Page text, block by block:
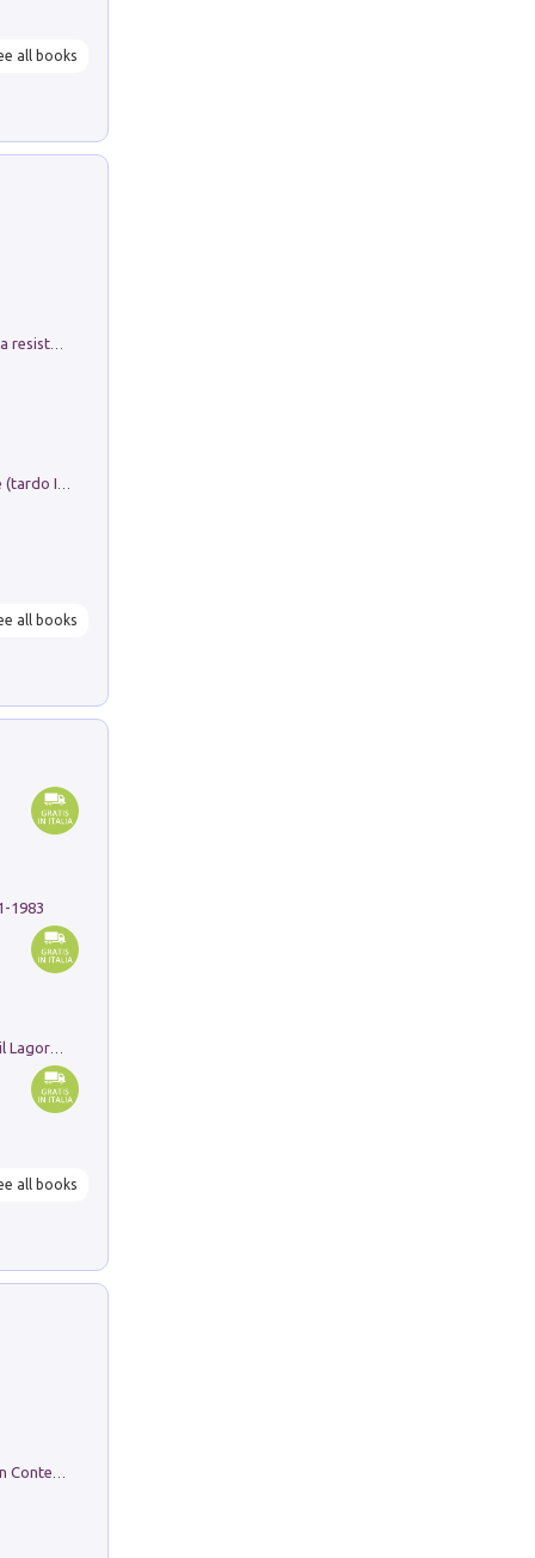
all books
Memorial Santa Giulia. Sculture per la resistenza Monchio di Palagano
all books
1983
all books
in alto! Livello A1. Con CD-Audio. Con Contenuto digitale per accesso on line